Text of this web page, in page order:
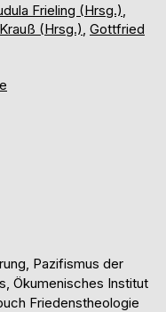
Frieling (Hrsg.)
(Hrsg.) Gottfried
Pazifismus der
Ökumenisches Institut
Friedenstheologie